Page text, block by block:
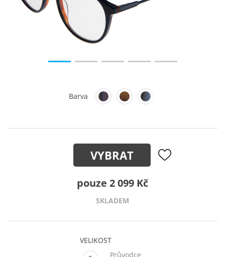
Barva
VYBRAT
pouze 2 099 Kč
SKLADEM
VELIKOST
Průvodce